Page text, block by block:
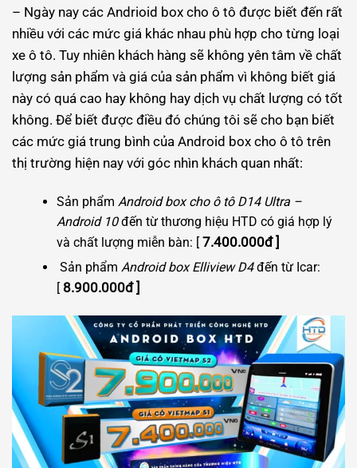
– Ngày nay các Andrioid box cho ô tô được biết đến rất
nhiều với các mức giá khác nhau phù hợp cho từng loại
xe ô tô. Tuy nhiên khách hàng sẽ không yên tâm về chất
lượng sản phẩm và giá của sản phẩm vì không biết giá
này có quá cao hay không hay dịch vụ chất lượng có tốt
không. Để biết được điều đó chúng tôi sẽ cho bạn biết
các mức giá trung bình của Android box cho ô tô trên
thị trường hiện nay với góc nhìn khách quan nhất:
Sản phẩm Android box cho ô tô D14 Ultra –
Android 10đến từ thương hiệu HTD có giá hợp lý
và chất lượng miễn bàn: [ 7.400.000đ ]
Sản phẩm Android box Elliview D4đến từ Icar:
[ 8.900.000đ ]